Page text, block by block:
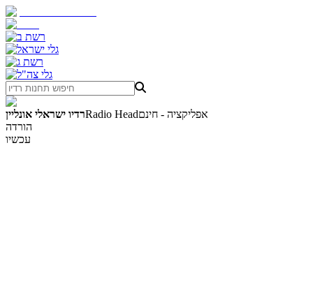
רדיו ישראלי אונלייןRadio Headאפליקציה - חינם
הורדה
עכשיו